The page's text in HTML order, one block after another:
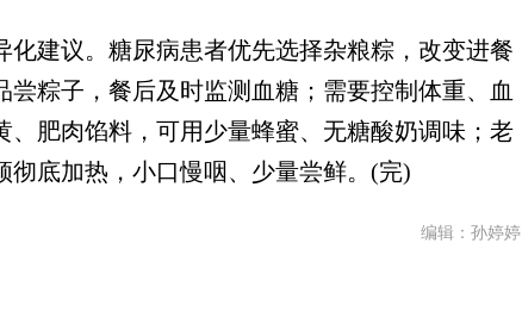
建议。糖尿病患者优先选择杂粮粽，改变进餐
粽子，餐后及时监测血糖；需要控制体重、血
、肥肉馅料，可用少量蜂蜜、无糖酸奶调味；老
彻底加热，小口慢咽、少量尝鲜。(完)
编辑：孙婷婷